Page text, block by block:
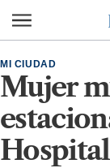
Mujer
MI CIUDAD